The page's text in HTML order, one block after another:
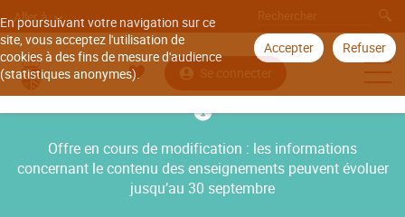
En poursuivant votre navigation sur ce
site, vous acceptez l'utilisation de
cookies à des fins de mesure d'audience
(statistiques anonymes).
Accepter Refuser
Aller à
Se connecter
Offre en cours de modification : les informations
concernant le contenu des enseignements peuvent évoluer
jusqu’au 30 septembre